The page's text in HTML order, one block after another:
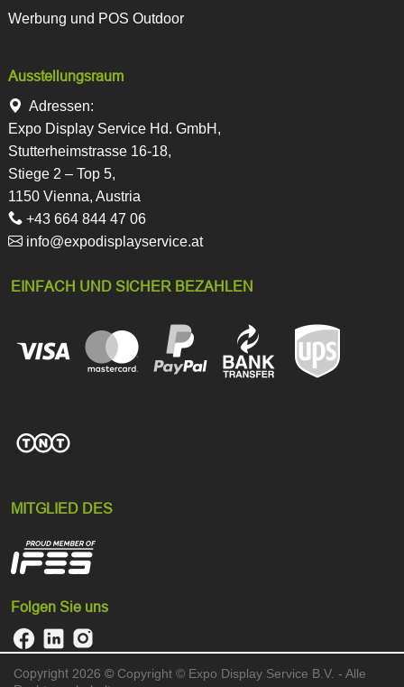
Werbung und POS Outdoor
Ausstellungsraum
Adressen:
Expo Display Service Hd. GmbH,
Stutterheimstrasse 16-18,
Stiege 2 – Top 5,
1150 Vienna, Austria
+43 664 844 47 06
info@expodisplayservice.at
EINFACH UND SICHER BEZAHLEN
MITGLIED DES
Folgen Sie uns
Copyright 2026 © Copyright © Expo Display Service B.V. - Alle